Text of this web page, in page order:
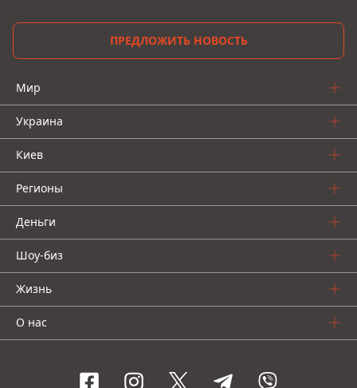
ПРЕДЛОЖИТЬ НОВОСТЬ
Мир
Украина
Киев
Регионы
Деньги
Шоу-биз
Жизнь
О нас